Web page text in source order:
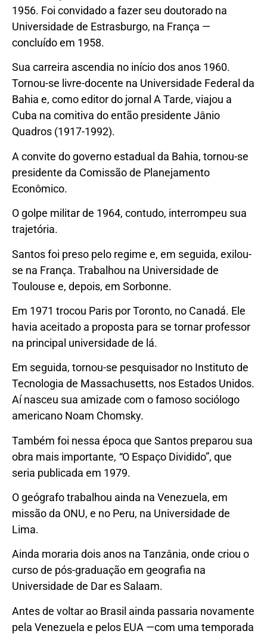
1956. Foi convidado a fazer seu doutorado na
Universidade de Estrasburgo, na França —
concluído em 1958.
Sua carreira ascendia no início dos anos 1960.
Tornou-se livre-docente na Universidade Federal da
Bahia e, como editor do jornal A Tarde, viajou a
Cuba na comitiva do então presidente Jânio
Quadros (1917-1992).
A convite do governo estadual da Bahia, tornou-se
presidente da Comissão de Planejamento
Econômico.
O golpe militar de 1964, contudo, interrompeu sua
trajetória.
Santos foi preso pelo regime e, em seguida, exilou-
se na França. Trabalhou na Universidade de
Toulouse e, depois, em Sorbonne.
Em 1971 trocou Paris por Toronto, no Canadá. Ele
havia aceitado a proposta para se tornar professor
na principal universidade de lá.
Em seguida, tornou-se pesquisador no Instituto de
Tecnologia de Massachusetts, nos Estados Unidos.
Aí nasceu sua amizade com o famoso sociólogo
americano Noam Chomsky.
Também foi nessa época que Santos preparou sua
obra mais importante, “O Espaço Dividido”, que
seria publicada em 1979.
O geógrafo trabalhou ainda na Venezuela, em
missão da ONU, e no Peru, na Universidade de
Lima.
Ainda moraria dois anos na Tanzânia, onde criou o
curso de pós-graduação em geografia na
Universidade de Dar es Salaam.
Antes de voltar ao Brasil ainda passaria novamente
pela Venezuela e pelos EUA —com uma temporada